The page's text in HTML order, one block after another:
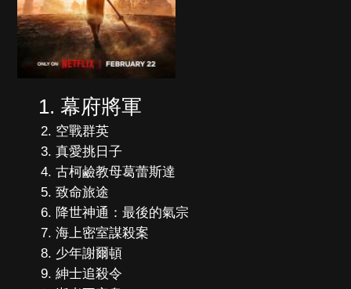
幕府將軍
空戰群英
真愛挑日子
古柯鹼教母葛蕾斯達
致命旅途
降世神通：最後的氣宗
海上密室謀殺案
少年謝爾頓
紳士追殺令